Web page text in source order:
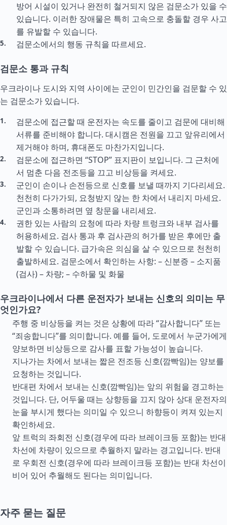
방어 시설이 있거나 완전히 철거되지 않은 검문소가 있을 수
있습니다. 이러한 장애물은 특히 고속으로 충돌할 경우 사고
를 유발할 수 있습니다.
검문소에서의 행동 규칙을 따르세요.
검문소 통과 규칙
우크라이나 도시와 지역 사이에는 군인이 민간인을 검문할 수 있
는 검문소가 있습니다.
검문소에 접근할 때 운전자는 속도를 줄이고 검문에 대비해
서류를 준비해야 합니다. 대시캠은 전원을 끄고 앞유리에서
제거해야 하며, 휴대폰도 마찬가지입니다.
검문소에 접근하면 “STOP” 표지판이 보입니다. 그 근처에
서 멈춘 다음 전조등을 끄고 비상등을 켜세요.
군인이 손이나 손전등으로 신호를 보낼 때까지 기다리세요.
천천히 다가가되, 요청받지 않는 한 차에서 내리지 마세요.
군인과 소통하려면 옆 창문을 내리세요.
권한 있는 사람의 요청에 따라 차량 트렁크와 내부 검사를
허용하세요. 검사 통과 후 검사관의 허가를 받은 후에만 출
발할 수 있습니다. 급가속은 의심을 살 수 있으므로 천천히
출발하세요. 검문소에서 확인하는 사항: – 신분증 – 소지품
(검사) – 차량; – 수하물 및 화물
우크라이나에서 다른 운전자가 보내는 신호의 의미는 무
엇인가요?
주행 중 비상등을 켜는 것은 상황에 따라 “감사합니다” 또는
“죄송합니다”를 의미합니다. 예를 들어, 도로에서 누군가에게
양보하면 비상등으로 감사를 표할 가능성이 높습니다.
지나가는 차에서 보내는 짧은 전조등 신호(깜빡임)는 양보를
요청하는 것입니다.
반대편 차에서 보내는 신호(깜빡임)는 앞의 위험을 경고하는
것입니다. 단, 어두울 때는 상향등을 끄지 않아 상대 운전자의
눈을 부시게 했다는 의미일 수 있으니 하향등이 켜져 있는지
확인하세요.
앞 트럭의 좌회전 신호(경우에 따라 브레이크등 포함)는 반대
차선에 차량이 있으므로 추월하지 말라는 경고입니다. 반대
로 우회전 신호(경우에 따라 브레이크등 포함)는 반대 차선이
비어 있어 추월해도 된다는 의미입니다.
자주 묻는 질문